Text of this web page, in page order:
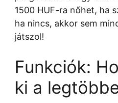
1500 HUF-ra nőhet, ha
ha nincs, akkor sem
játszol!
Funkciók:
ki a